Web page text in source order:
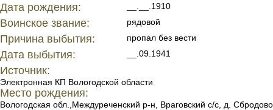
Дата рождения: __.__.1910
Воинское звание: рядовой
Причина выбытия: пропал без вести
Дата выбытия: __.09.1941
Источник:
Электронная КП Вологодской области
Место рождения:
Вологодская обл.,Междуреченский р-н, Враговский с/с, д. Сбродово